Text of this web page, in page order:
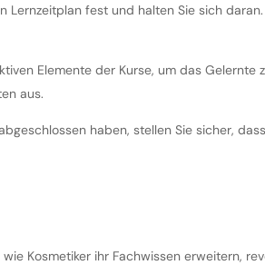
Lernzeitplan fest und halten Sie sich
Elemente der Kurse, um das Gelernte
aus.
haben, stellen Sie sicher,
Kosmetiker ihr Fachwissen erweitern,